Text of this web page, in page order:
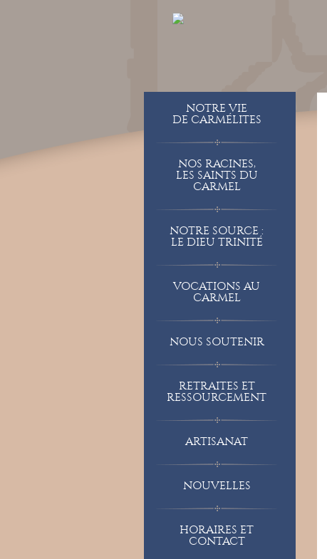
NOTRE VIE
DE CARMÉLITES
NOS RACINES,
LES SAINTS DU
CARMEL
NOTRE SOURCE :
LE DIEU TRINITÉ
VOCATIONS AU
CARMEL
NOUS SOUTENIR
RETRAITES ET
RESSOURCEMENT
ARTISANAT
NOUVELLES
HORAIRES ET
CONTACT